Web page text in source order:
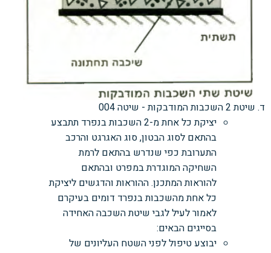
ד. שיטת 2 השכבות המודבקות - שיטה 004
יציקת כל אחת מ-2 השכבות בנפרד תתבצע
בהתאם לסוג הבטון, סוג האגרגט והרכב
התערובת כפי שנדרש בהתאם לרמת
השחיקה המוגדרת במפרט ובהתאם
להוראות המתכנן. ההוראות והדגשים ליציקת
כל אחת מהשכבות בנפרד דומים בעיקרם
לאמור לעיל לגבי שיטת השכבה האחידה
בסייגים הבאים:
יבוצע טיפול לפני השטח העליונים של